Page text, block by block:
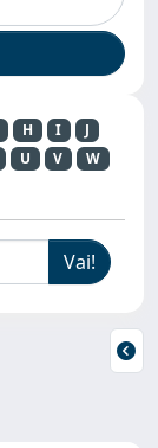
H I
J
U V
W